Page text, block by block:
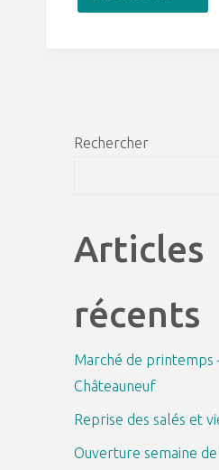
Rechercher
Articles
récents
Marché de printemps
Châteauneuf
Reprise des salés et
Ouverture semaine de